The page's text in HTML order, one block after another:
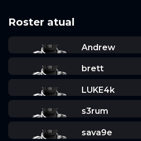
Roster atual
Andrew
brett
LUKE4k
s3rum
sava9e